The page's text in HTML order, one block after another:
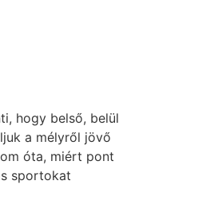
hogy belső, belül
a mélyről jövő
óta, miért pont
sportokat